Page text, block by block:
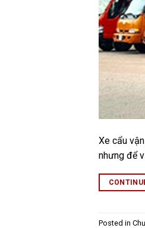
Xe cẩu
nhưng để
Posted in